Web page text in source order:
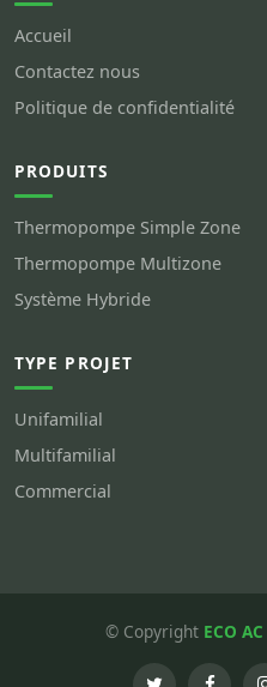
Accueil
Contactez nous
Politique de confidentialité
PRODUITS
Thermopompe Simple Zone
Thermopompe Multizone
Système Hybride
TYPE PROJET
Unifamilial
Multifamilial
Commercial
© Copyright ECO AC